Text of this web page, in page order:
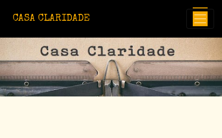
CASA CLARIDADE